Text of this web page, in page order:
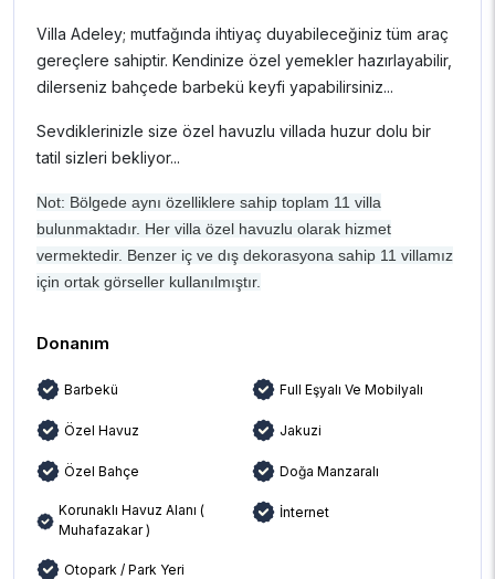
Villa Adeley; mutfağında ihtiyaç duyabileceğiniz tüm araç
gereçlere sahiptir. Kendinize özel yemekler hazırlayabilir,
dilerseniz bahçede barbekü keyfi yapabilirsiniz...
Sevdiklerinizle size özel havuzlu villada huzur dolu bir
tatil sizleri bekliyor...
Not: Bölgede aynı özelliklere sahip toplam 11 villa
bulunmaktadır. Her villa özel havuzlu olarak hizmet
vermektedir. Benzer iç ve dış dekorasyona sahip 11 villamız
için ortak görseller kullanılmıştır.
Donanım
Barbekü Full Eşyalı Ve Mobilyalı
Özel Havuz Jakuzi
Özel Bahçe Doğa Manzaralı
Korunaklı Havuz Alanı (
Muhafazakar )
İnternet
Otopark / Park Yeri